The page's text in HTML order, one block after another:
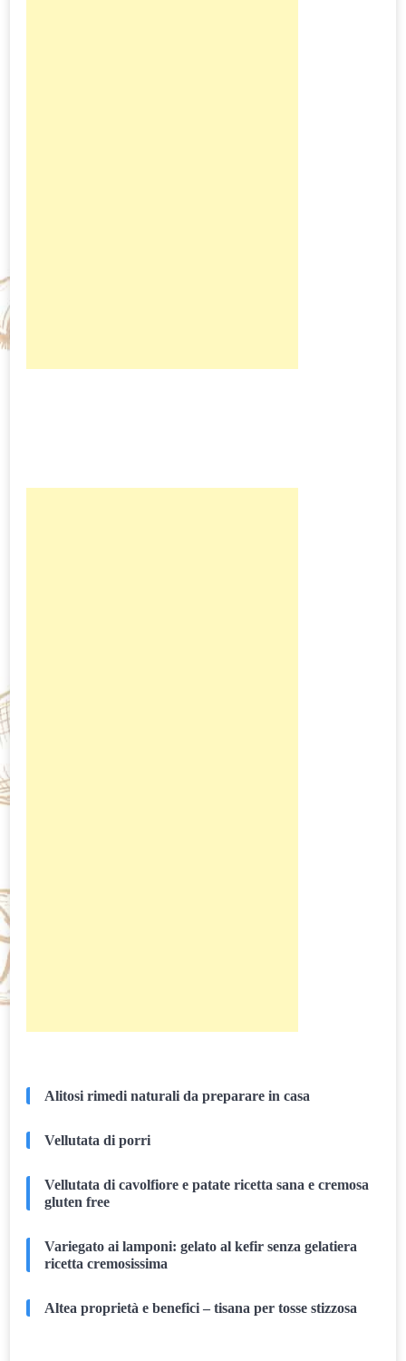
Alitosi rimedi naturali da preparare in casa
Vellutata di porri
Vellutata di cavolfiore e patate ricetta sana e cremosa
gluten free
Variegato ai lamponi: gelato al kefir senza gelatiera
ricetta cremosissima
Altea proprietà e benefici – tisana per tosse stizzosa